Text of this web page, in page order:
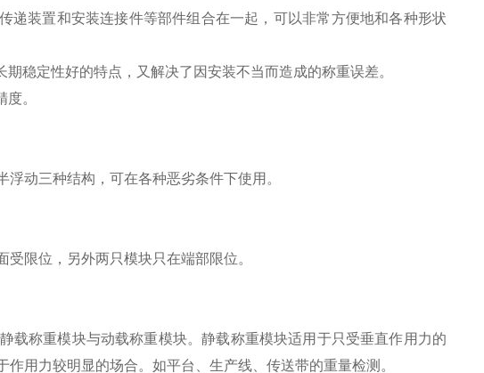
递装置和安装连接件等部件组合在一起，可以非常方便地和各种形状
稳定性好的特点，又解决了因安装不当而造成的称重误差。
。
动三种结构，可在各种恶劣条件下使用。
限位，另外两只模块只在端部限位。
载称重模块与动载称重模块。静载称重模块适用于只受垂直作用力的
用力较明显的场合。如平台、生产线、传送带的重量检测。